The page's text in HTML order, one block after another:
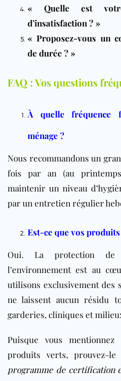
« Quelle est
d’insatisfaction ? »
« Proposez-vous un
de durée ? »
FAQ : Vos questions
À quelle
ménage ?
Nous recommandons un
fois par an (au
maintenir un niveau
par un entretien régulier
Est-ce que vos
Oui. La protection
l’environnement est au
utilisons exclusivement des
ne laissent aucun résidu
garderies, cliniques et
Puisque vous
produits verts, prouvez-
programme de certification